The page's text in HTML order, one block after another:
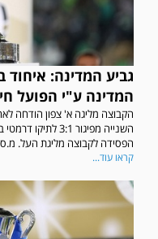
גביע המדינה:
המדינה ע"י הפועל
הקבוצה מליגה א' צפון הודחה
הפסידה לקבוצה מליגת העל.
קראו עוד...